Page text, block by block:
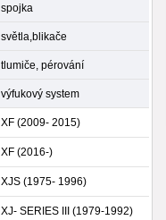
spojka
světla,blikače
tlumiče, pérování
výfukový system
XF (2009- 2015)
XF (2016-)
XJS (1975- 1996)
XJ- SERIES III (1979-1992)